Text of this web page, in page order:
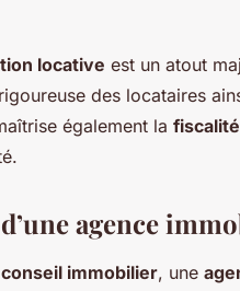
locative est un atout
des locataires
également la
agence
conseil immobilier, une